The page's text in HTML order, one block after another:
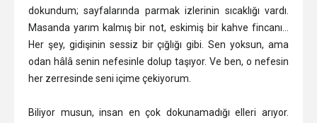
dokundum; sayfalarında parmak izlerinin sıcaklığı vardı.
Masanda yarım kalmış bir not, eskimiş bir kahve fincanı…
Her şey, gidişinin sessiz bir çığlığı gibi. Sen yoksun, ama
odan hâlâ senin nefesinle dolup taşıyor. Ve ben, o nefesin
her zerresinde seni içime çekiyorum.
Biliyor musun, insan en çok dokunamadığı elleri arıyor.